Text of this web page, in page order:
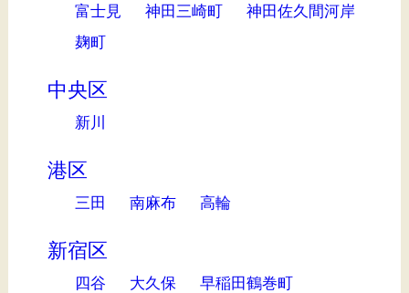
富士見 神田三崎町
神田佐久間河岸
麹町
中央区
新川
港区
三田 南麻布 高輪
新宿区
四谷 大久保
早稲田鶴巻町